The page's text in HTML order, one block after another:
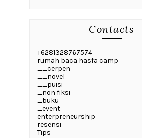
Contacts
+6281328767574
rumah baca hasfa camp
__cerpen
__novel
__puisi
_non fiksi
_buku
_event
enterpreneurship
resensi
Tips